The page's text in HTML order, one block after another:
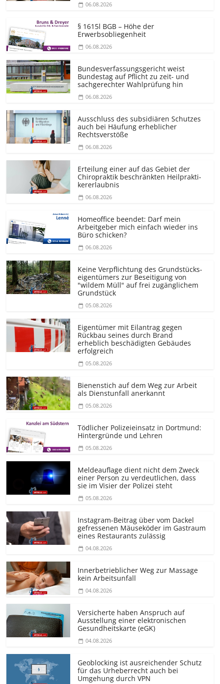
06.08.2026
§ 1615l BGB – Höhe der
Erwerbsobliegenheit
06.08.2026
Bundesver­fassungsgericht weist
Bundestag auf Pflicht zu zeit- und
sachgerechter Wahlprüfung hin
06.08.2026
Ausschluss des subsidiären Schutzes
auch bei Häufung erheblicher
Rechtsverstöße
06.08.2026
Erteilung einer auf das Gebiet der
Chiropraktik beschränkten Heilprakti­
kererlaubnis
06.08.2026
Homeoffice beendet: Darf mein
Arbeitgeber mich einfach wieder ins
Büro schicken?
06.08.2026
Keine Verpflichtung des Grundstücks­
eigentümers zur Beseitigung von
"wildem Müll" auf frei zugänglichem
Grundstück
05.08.2026
Eigentümer mit Eilantrag gegen
Rückbau seines durch Brand
erheblich beschädigten Gebäudes
erfolgreich
05.08.2026
Bienenstich auf dem Weg zur Arbeit
als Dienstunfall anerkannt
05.08.2026
Tödlicher Polizeieinsatz in Dortmund:
Hintergründe und Lehren
05.08.2026
Meldeauflage dient nicht dem Zweck
einer Person zu verdeutlichen, dass
sie im Visier der Polizei steht
05.08.2026
Instagram-Beitrag über vom Dackel
gefressenen Mäuseköder im Gastraum
eines Restaurants zulässig
04.08.2026
Innerbetrieblicher Weg zur Massage
kein Arbeitsunfall
04.08.2026
Versicherte haben Anspruch auf
Ausstellung einer elektronischen
Gesundheitskarte (eGK)
04.08.2026
Geoblocking ist ausreichender Schutz
für das Urheberrecht auch bei
Umgehung durch VPN